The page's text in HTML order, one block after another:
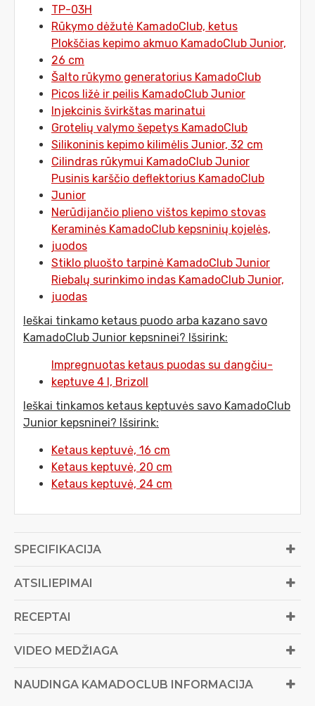
TP-03H
Rūkymo dėžutė KamadoClub, ketus
Plokščias kepimo akmuo KamadoClub Junior,
26 cm
Šalto rūkymo generatorius KamadoClub
Picos ližė ir peilis KamadoClub Junior
Injekcinis švirkštas marinatui
Grotelių valymo šepetys KamadoClub
Silikoninis kepimo kilimėlis Junior, 32 cm
Cilindras rūkymui KamadoClub Junior
Pusinis karščio deflektorius KamadoClub
Junior
Nerūdijančio plieno vištos kepimo stovas
Keraminės KamadoClub kepsninių kojelės,
juodos
Stiklo pluošto tarpinė KamadoClub Junior
Riebalų surinkimo indas KamadoClub Junior,
juodas
Ieškai tinkamo ketaus puodo arba kazano savo
KamadoClub Junior kepsninei? Išsirink:
Impregnuotas ketaus puodas su dangčiu-
keptuve 4 l, Brizoll
Ieškai tinkamos ketaus keptuvės savo KamadoClub
Junior kepsninei? Išsirink:
Ketaus keptuvė, 16 cm
Ketaus keptuvė, 20 cm
Ketaus keptuvė, 24 cm
SPECIFIKACIJA
ATSILIEPIMAI
RECEPTAI
VIDEO MEDŽIAGA
NAUDINGA KAMADOCLUB INFORMACIJA